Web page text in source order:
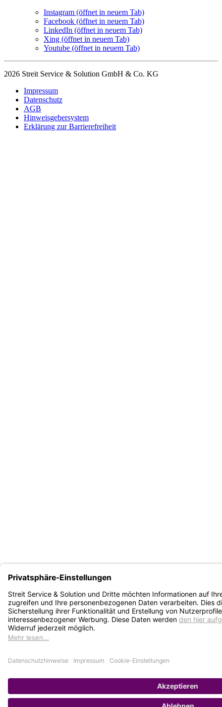
Instagram (öffnet in neuem Tab)
Facebook (öffnet in neuem Tab)
LinkedIn (öffnet in neuem Tab)
Xing (öffnet in neuem Tab)
Youtube (öffnet in neuem Tab)
2026 Streit Service & Solution GmbH & Co. KG
Impressum
Datenschutz
AGB
Hinweisgebersystem
Erklärung zur Barrierefreiheit